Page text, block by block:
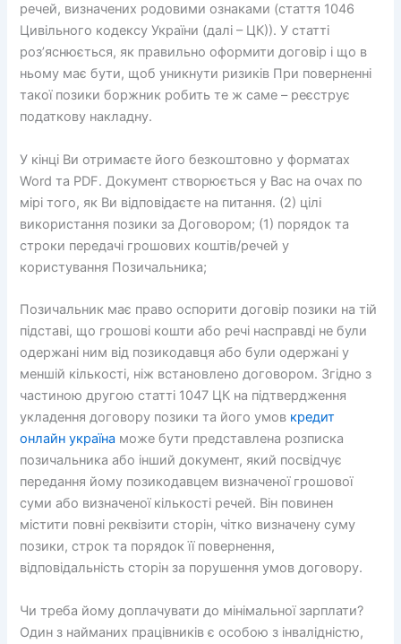
речей, визначених родовими ознаками (стаття 1046
Цивільного кодексу України (далі – ЦК)). У статті
роз’яснюється, як правильно оформити договір і що в
ньому має бути, щоб уникнути ризиків При поверненні
такої позики боржник робить те ж саме – реєструє
податкову накладну.
У кінці Ви отримаєте його безкоштовно у форматах
Word та PDF. Документ створюється у Вас на очах по
мірі того, як Ви відповідаєте на питання. (2) цілі
використання позики за Договором; (1) порядок та
строки передачі грошових коштів/речей у
користування Позичальника;
Позичальник має право оспорити договір позики на тій
підставі, що грошові кошти або речі насправді не були
одержані ним від позикодавця або були одержані у
меншій кількості, ніж встановлено договором. Згідно з
частиною другою статті 1047 ЦК на підтвердження
укладення договору позики та його умов кредит
онлайн україна може бути представлена розписка
позичальника або інший документ, який посвідчує
передання йому позикодавцем визначеної грошової
суми або визначеної кількості речей. Він повинен
містити повні реквізити сторін, чітко визначену суму
позики, строк та порядок її повернення,
відповідальність сторін за порушення умов договору.
Чи треба йому доплачувати до мінімальної зарплати?
Один з найманих працівників є особою з інвалідністю,